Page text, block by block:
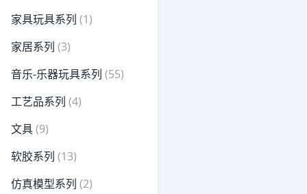
家具玩具系列 (1)
家居系列 (3)
音乐-乐器玩具系列 (55)
工艺品系列 (4)
文具(9)
软胶系列 (13)
仿真模型系列 (2)